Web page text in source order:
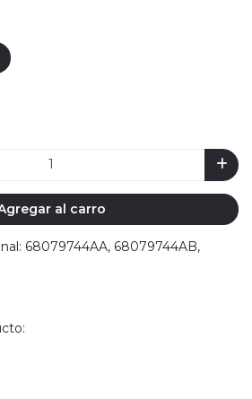
al carro
68079744AA, 68079744AB,